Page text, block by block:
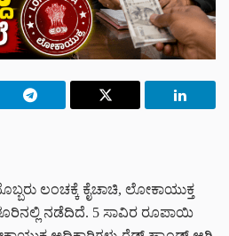
ಲಂಚಕ್ಕೆ ಕೈಚಾಚಿ, ಲೋಕಾಯುಕ್ತ
ನಡೆದಿದೆ. 5 ಸಾವಿರ ರೂಪಾಯಿ